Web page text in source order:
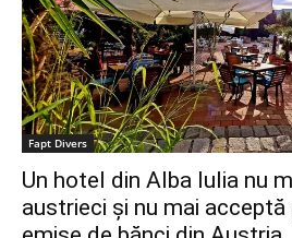
Fapt Divers
Un hotel din Alba Iulia nu
austrieci și nu mai